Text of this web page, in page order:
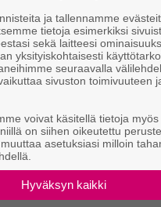
ja tallennamme
tietoja esimerkiksi
sekä laitteesi
yksityiskohtaisesti
seuraavalla
sivuston toimivuuteen
voivat käsitellä tietoja myös
on siihen oikeutettu
asetuksiasi milloin
Hyväksyn kaikki